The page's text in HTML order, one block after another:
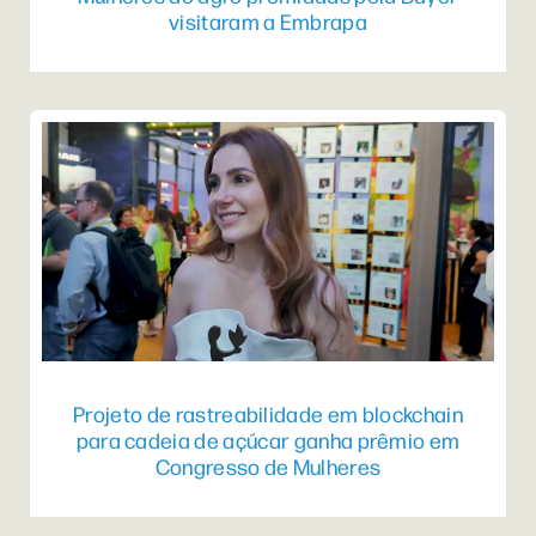
visitaram a Embrapa
Projeto de rastreabilidade em blockchain
para cadeia de açúcar ganha prêmio em
Congresso de Mulheres